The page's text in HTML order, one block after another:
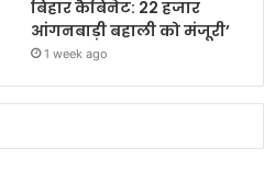
बिहार कैबिनेट: 22 हजार
आंगनबाड़ी बहाली को मंजूरी’
1 week ago